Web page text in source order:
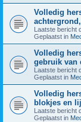
Volledig
Laatste bericht
Geplaatst in
Volledig
gebruik van
Laatste bericht
Geplaatst in
Volledig
blokjes en
Laatste bericht
Geplaatst in